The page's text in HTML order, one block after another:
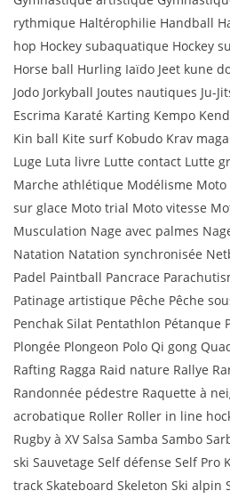
rythmique Haltérophilie Handball
hop Hockey subaquatique Hockey
Horse ball Hurling Iaïdo Jeet kune
Jodo Jorkyball Joutes nautiques Ju-
Escrima Karaté Karting Kempo
Kin ball Kite surf Kobudo Krav
Luge Luta livre Lutte contact Lutte
Marche athlétique Modélisme
sur glace Moto trial Moto vitesse
Musculation Nage avec palmes
Natation Natation synchronisée
Padel Paintball Pancrace
Patinage artistique Pêche Pêche
Penchak Silat Pentathlon Pétanque
Plongée Plongeon Polo Qi gong
Rafting Ragga Raid nature Rallye
Randonnée pédestre Raquette à
acrobatique Roller Roller in line
Rugby à XV Salsa Samba Sambo
ski Sauvetage Self défense Self Pro
track Skateboard Skeleton Ski alpin